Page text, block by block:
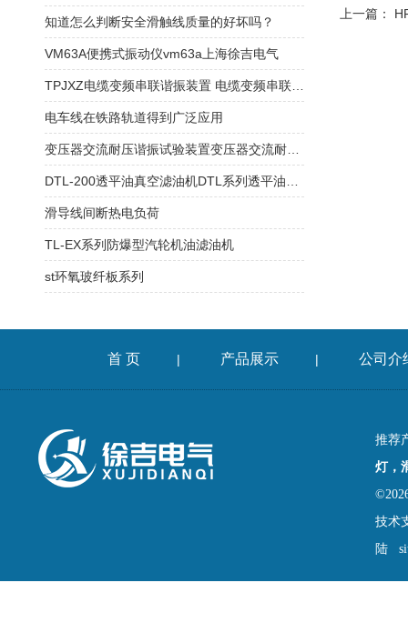
上一篇：
知道怎么判断安全滑触线质量的好坏吗？
VM63A便携式振动仪vm63a上海徐吉电气
电车线在铁路轨道得到广泛应用
滑导线间断热电负荷
TL-EX系列防爆型汽轮机油滤油机
st环氧玻纤板系列
首 页 | 产品展示 | 公司介
推荐
灯，
技术
陆